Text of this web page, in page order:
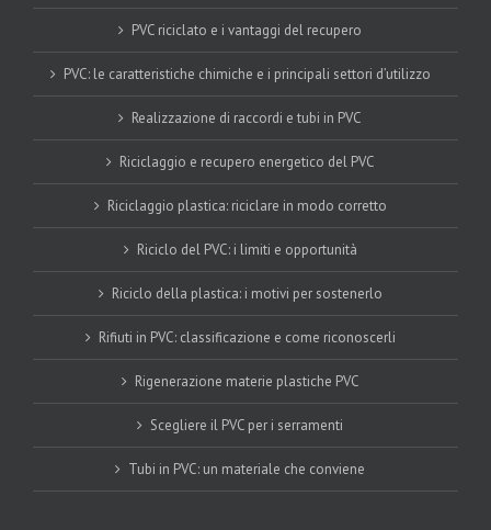
PVC riciclato e i vantaggi del recupero
PVC: le caratteristiche chimiche e i principali settori d’utilizzo
Realizzazione di raccordi e tubi in PVC
Riciclaggio e recupero energetico del PVC
Riciclaggio plastica: riciclare in modo corretto
Riciclo del PVC: i limiti e opportunità
Riciclo della plastica: i motivi per sostenerlo
Rifiuti in PVC: classificazione e come riconoscerli
Rigenerazione materie plastiche PVC
Scegliere il PVC per i serramenti
Tubi in PVC: un materiale che conviene